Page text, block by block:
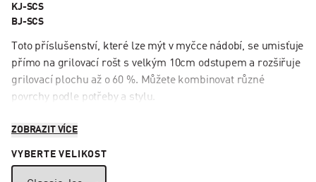
KJ-SCS
BJ-SCS
Toto příslušenství, které lze mýt v myčce nádobí, se umisťuje
přímo na grilovací rošt s velkým 10cm odstupem a rozšiřuje
grilovací plochu až o 60 %. Můžete kombinovat různé
povrchy podle potřeby a stylu.
ZOBRAZIT VÍCE
VYBERTE VELIKOST